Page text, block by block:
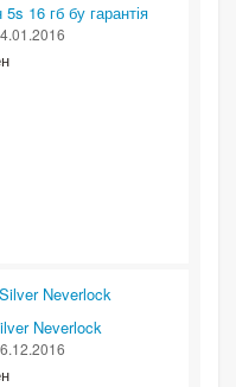
16 гб бу гарантія
Neverlock